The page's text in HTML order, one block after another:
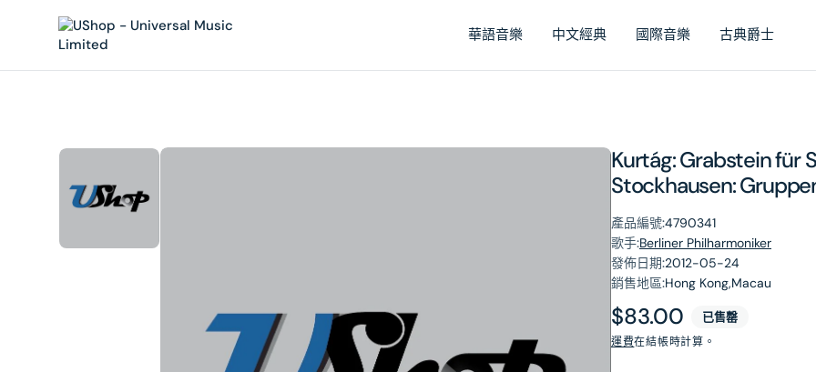
華語音樂 中文經典 國際音樂 古典爵士
Kurtág: Grabstein für
Stockhausen:
產品編號:4790341
歌手:Berliner Philharmoniker
發佈日期:2012-05-24
銷售地區:Hong Kong,Macau
原
價
$83.00 已售罄
運費在結帳時計算。